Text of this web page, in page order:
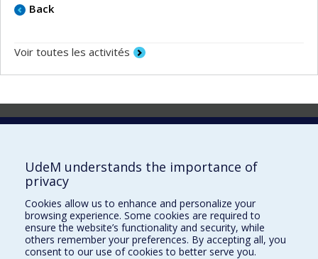
Back
Voir toutes les activités
Laboratoire d'innovation
Vice-rectorat aux affaires étudiantes et aux études
Inven_T
Consortium Santé Numérique
UdeM understands the importance of
privacy
Cookies allow us to enhance and personalize your
browsing experience. Some cookies are required to
ensure the website’s functionality and security, while
others remember your preferences. By accepting all, you
consent to our use of cookies to better serve you.